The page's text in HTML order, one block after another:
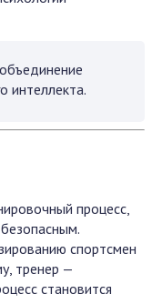
интеллекта.
процесс,
спортсмен
тренер —
становится